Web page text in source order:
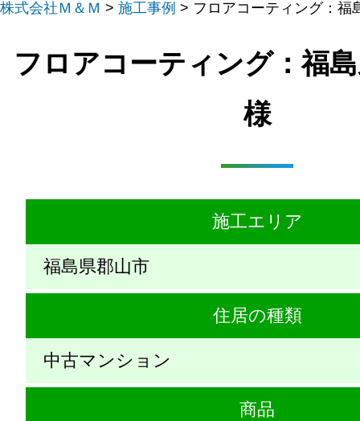
株式会社Ｍ＆Ｍ > 施工事例 > フロアコーティング：福
フロアコーティング：福
様
施工エリア
福島県郡山市
住居の種類
中古マンション
商品